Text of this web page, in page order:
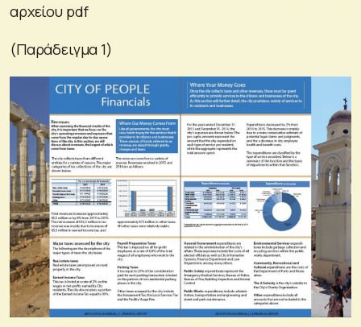
αρχείου pdf
(Παράδειγμα 1)